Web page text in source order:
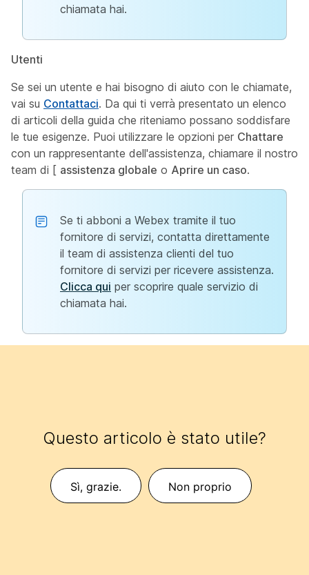
chiamata hai.
Utenti
Se sei un utente e hai bisogno di aiuto con le chiamate,
vai su Contattaci. Da qui ti verrà presentato un elenco
di articoli della guida che riteniamo possano soddisfare
le tue esigenze. Puoi utilizzare le opzioni per Chattare
con un rappresentante dell'assistenza, chiamare il nostro
team di [ assistenza globale o Aprire un caso.
Se ti abboni a Webex tramite il tuo
fornitore di servizi, contatta direttamente
il team di assistenza clienti del tuo
fornitore di servizi per ricevere assistenza.
Clicca qui per scoprire quale servizio di
chiamata hai.
Questo articolo è stato utile?
Sì, grazie. Non proprio